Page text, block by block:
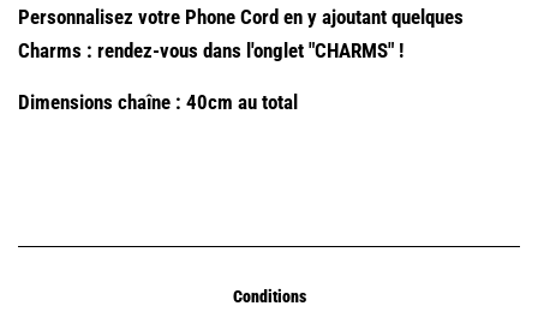
Personnalisez votre Phone Cord en y ajoutant quelques
Charms : rendez-vous dans l'onglet "CHARMS" !
Dimensions chaîne : 40cm au total
Conditions